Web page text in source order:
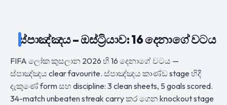
ස්පාඤ්ඤය – ඔස්ට්‍රියාව: 16 දෙනාගේ වටය
FIFA ලෝක කුසලාන 2026 හි 16 දෙනාගේ වටය —
ස්පාඤ්ඤය clear favourite. ස්පාඤ්ඤය කාණ්ඩ stage හිදී
දැකුණේ form සහ discipline: 3 clean sheets, 5 goals scored.
34-match unbeaten streak carry කර ගෙන knockout stage